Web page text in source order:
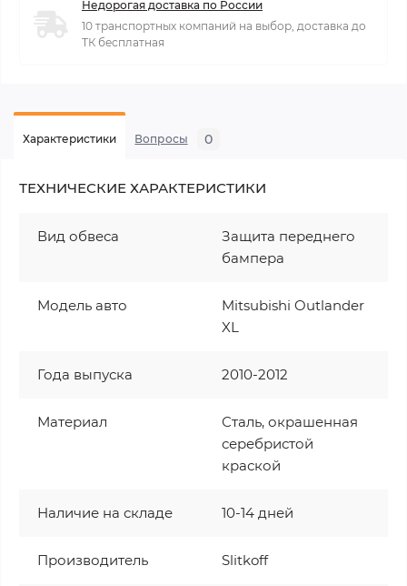
Недорогая доставка по России
10 транспортных компаний на выбор, доставка до
ТК бесплатная
Характеристики Вопросы 0
ТЕХНИЧЕСКИЕ ХАРАКТЕРИСТИКИ
Вид обвеса
Защита переднего
бампера
Модель авто
Mitsubishi Outlander
XL
Года выпуска 2010-2012
Материал
Сталь, окрашенная
серебристой
краской
Наличие на складе 10-14 дней
Производитель Slitkoff